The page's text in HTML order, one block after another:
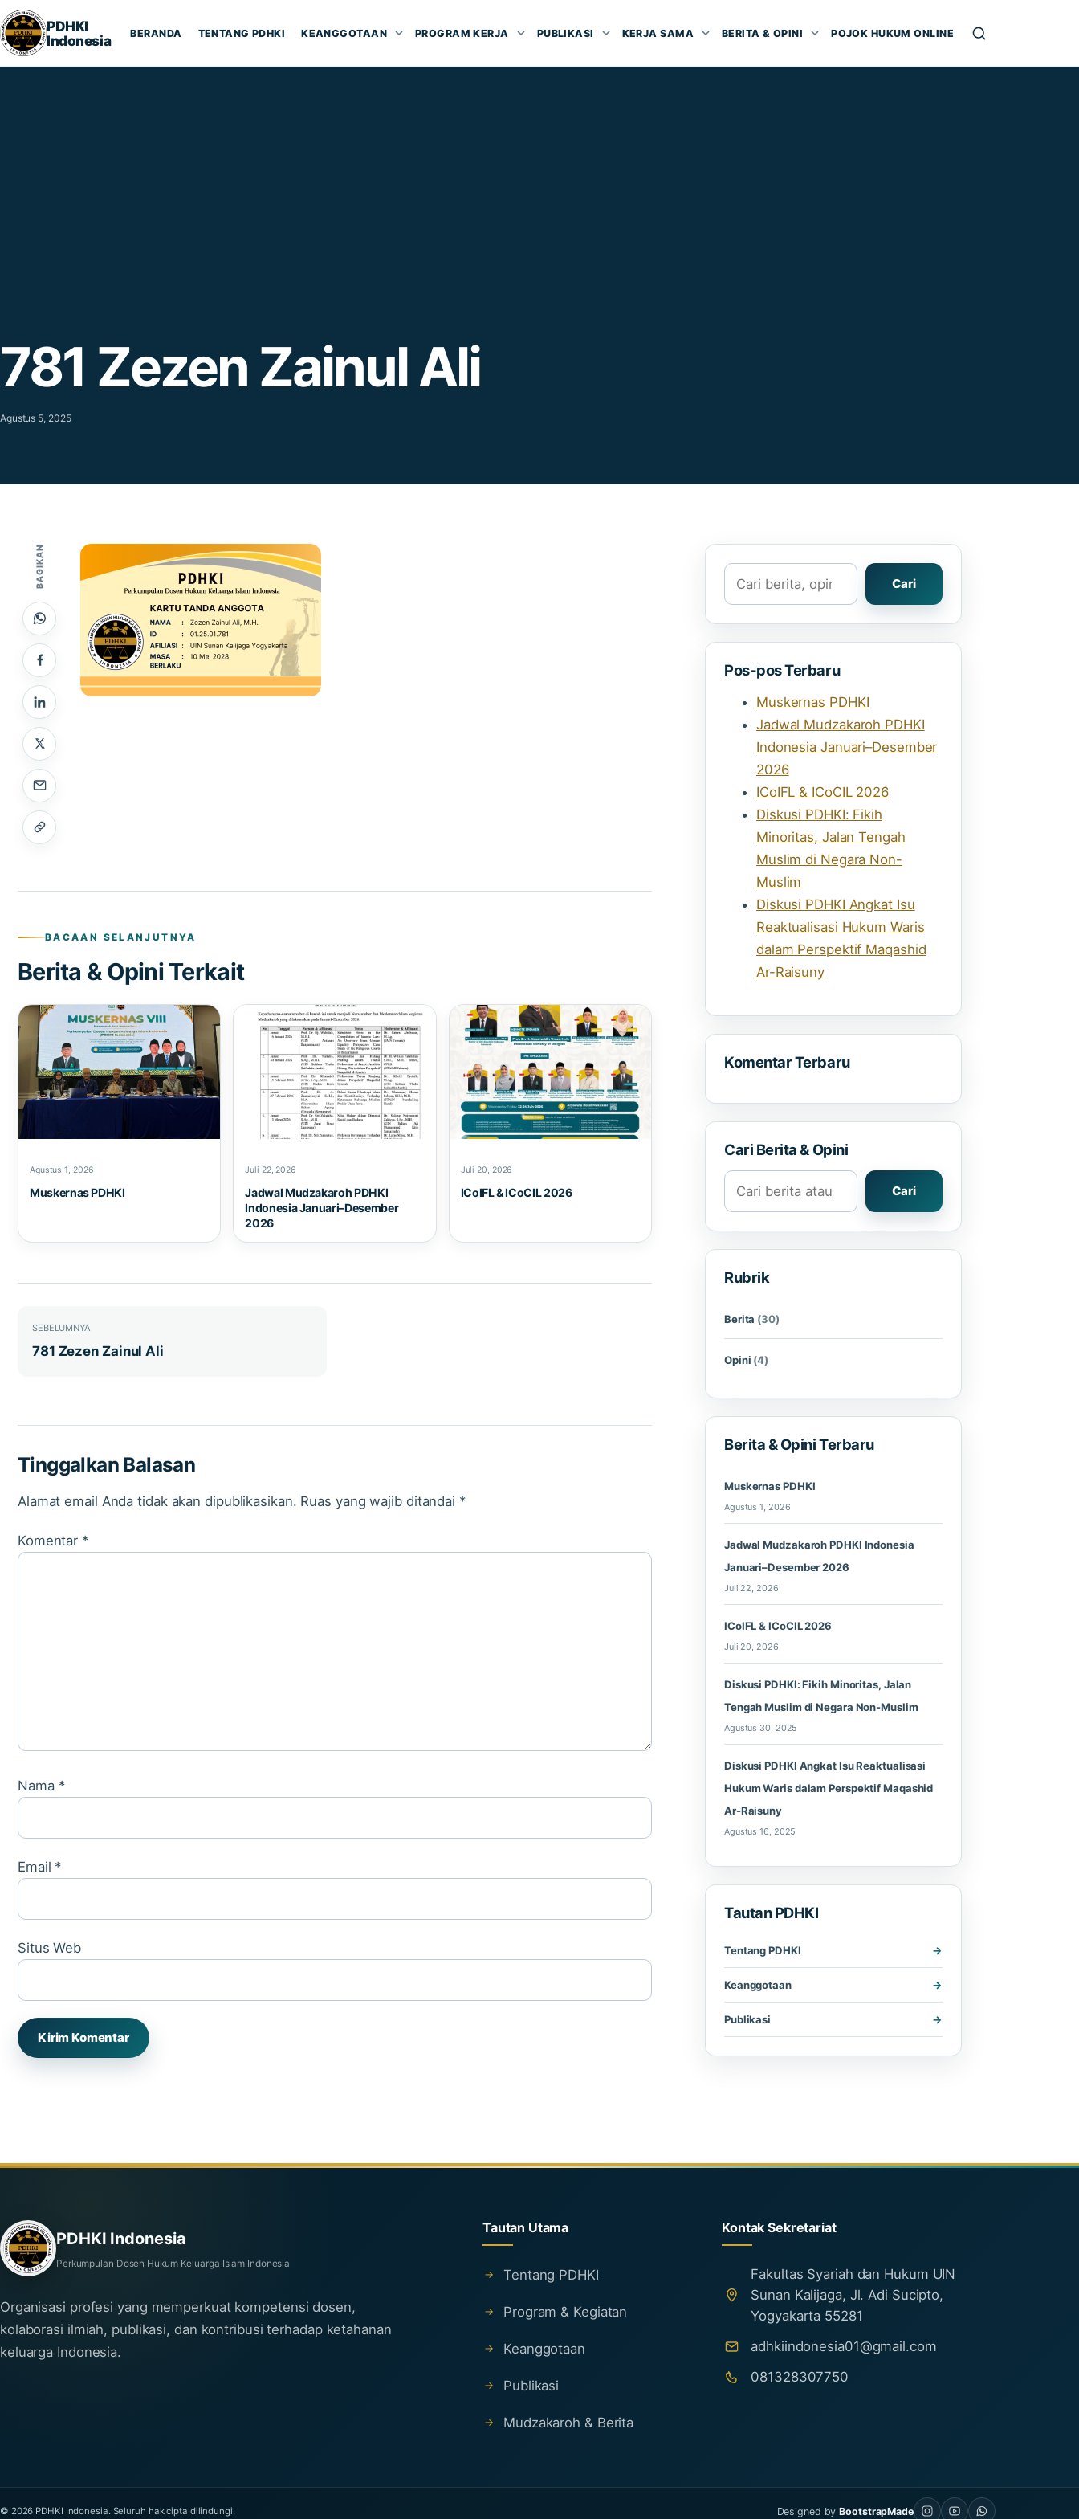
Lompat ke konten
PDHKI
Indonesia
BERANDA TENTANG PDHKI KEANGGOTAAN PROGRAM KERJA PUBLIKASI KERJA SAMA BERITA & OPINI POJOK HUKUM ONLINE
781 Zezen Zainul Ali
Agustus 5, 2025
BAGIKAN
BACAAN SELANJUTNYA
Berita & Opini Terkait
Agustus 1, 2026
Muskernas PDHKI
Juli 22, 2026
Jadwal Mudzakaroh PDHKI
Indonesia Januari–Desember
2026
Juli 20, 2026
ICoIFL & ICoCIL 2026
Navigasi pos
SEBELUMNYA
781 Zezen Zainul Ali
Tinggalkan Balasan
Alamat email Anda tidak akan dipublikasikan. Ruas yang wajib ditandai *
Komentar *
Nama *
Email *
Situs Web
Cari
Cari
Pos-pos Terbaru
Muskernas PDHKI
Jadwal Mudzakaroh PDHKI
Indonesia Januari–Desember
2026
ICoIFL & ICoCIL 2026
Diskusi PDHKI: Fikih
Minoritas, Jalan Tengah
Muslim di Negara Non-
Muslim
Diskusi PDHKI Angkat Isu
Reaktualisasi Hukum Waris
dalam Perspektif Maqashid
Ar-Raisuny
Komentar Terbaru
Cari Berita & Opini
Cari berita atau opini
Cari
Rubrik
Berita (30)
Opini (4)
Berita & Opini Terbaru
Muskernas PDHKI
Agustus 1, 2026
Jadwal Mudzakaroh PDHKI Indonesia
Januari–Desember 2026
Juli 22, 2026
ICoIFL & ICoCIL 2026
Juli 20, 2026
Diskusi PDHKI: Fikih Minoritas, Jalan
Tengah Muslim di Negara Non-Muslim
Agustus 30, 2025
Diskusi PDHKI Angkat Isu Reaktualisasi
Hukum Waris dalam Perspektif Maqashid
Ar-Raisuny
Agustus 16, 2025
Tautan PDHKI
Tentang PDHKI
Keanggotaan
Publikasi
PDHKI Indonesia
Perkumpulan Dosen Hukum Keluarga Islam Indonesia
Organisasi profesi yang memperkuat kompetensi dosen,
kolaborasi ilmiah, publikasi, dan kontribusi terhadap ketahanan
keluarga Indonesia.
Tautan Utama
Tentang PDHKI
Program & Kegiatan
Keanggotaan
Publikasi
Mudzakaroh & Berita
Kontak Sekretariat
Fakultas Syariah dan Hukum UIN
Sunan Kalijaga, Jl. Adi Sucipto,
Yogyakarta 55281
adhkiindonesia01@gmail.com
081328307750
© 2026 PDHKI Indonesia. Seluruh hak cipta dilindungi. Designed byBootstrapMade